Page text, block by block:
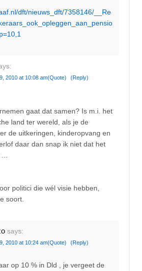
dft/nieuws_dft/7358146/__Re
2010 at 10:08 am(Quote) (Reply)
gaat dat samen? Is m.i. het
land ter wereld, als je de
de uitkeringen, kinderopvang en
daar dan snap ik niet dat het
politici die wél visie hebben,
soort.
says:
2010 at 10:24 am(Quote) (Reply)
op 10 % in Dld , je vergeet de